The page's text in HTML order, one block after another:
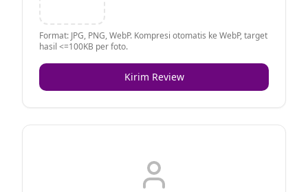
Format: JPG, PNG, WebP. Kompresi otomatis ke WebP, target
hasil <=100KB per foto.
Kirim Review